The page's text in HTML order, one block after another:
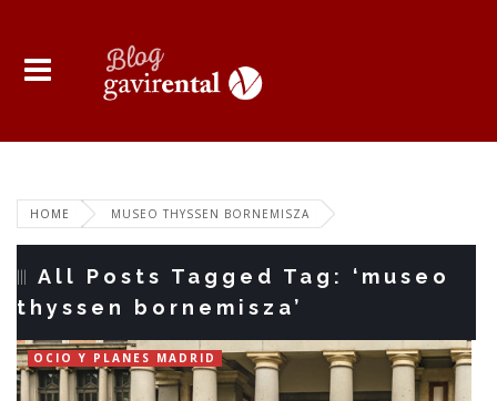
HOME MUSEO THYSSEN BORNEMISZA
All Posts Tagged Tag: ‘museo
thyssen bornemisza’
OCIO Y PLANES MADRID